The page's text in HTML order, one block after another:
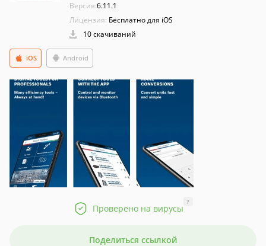
Версия:6.11.1
Лицензия: Бесплатно для iOS
10 скачиваний
iOS Android
Проверено на вирусы
?
Поделиться ссылкой